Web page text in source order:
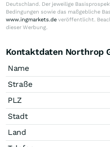
Deutschland. Der jeweilige
Bedingungen sowie das maßgebliche
www.ingmarkets.de veröffentlicht.
dieser Werbung.
Kontaktdaten Northrop
Name
Straße
PLZ
Stadt
Land